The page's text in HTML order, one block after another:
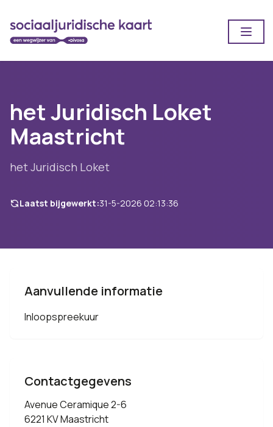
het Juridisch Loket
Maastricht
het Juridisch Loket
Laatst bijgewerkt:31-5-2026 02:13:36
Aanvullende informatie
Inloopspreekuur
Contactgegevens
Avenue Ceramique 2-6
6221 KV Maastricht